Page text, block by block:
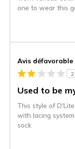
one to wear this
projecteur
sur
les
Avis
2
Used to be
This style of
with lacing
sock